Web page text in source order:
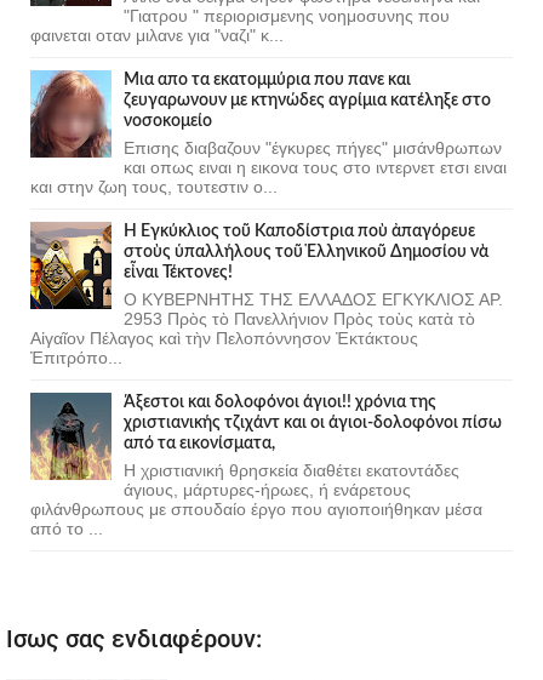
"Γιατρου " περιορισμενης νοημοσυνης που
φαινεται οταν μιλανε για "ναζι" κ...
Μια απο τα εκατομμύρια που πανε και
ζευγαρωνουν με κτηνώδες αγρίμια κατέληξε στο
νοσοκομείο
Επισης διαβαζουν "έγκυρες πήγες" μισάνθρωπων
και οπως ειναι η εικονα τους στο ιντερνετ ετσι ειναι
και στην ζωη τους, τουτεστιν ο...
Ἡ Ἐγκύκλιος τοῦ Καποδίστρια ποὺ ἀπαγόρευε
στοὺς ὑπαλλήλους τοῦ Ἑλληνικοῦ Δημοσίου νὰ
εἶναι Τέκτονες!
Ο ΚΥΒΕΡΝΗΤΗΣ ΤΗΣ ΕΛΛΑΔΟΣ ΕΓΚΥΚΛΙΟΣ ΑΡ.
2953 Πρὸς τὸ Πανελλήνιον Πρὸς τοὺς κατὰ τὸ
Αἰγαῖον Πέλαγος καὶ τὴν Πελοπόννησον Ἐκτάκτους
Ἐπιτρόπο...
Άξεστοι και δολοφόνοι άγιοι!! χρόνια της
χριστιανικής τζιχάντ και οι άγιοι-δολοφόνοι πίσω
από τα εικονίσματα,
Η χριστιανική θρησκεία διαθέτει εκατοντάδες
άγιους, μάρτυρες-ήρωες, ή ενάρετους
φιλάνθρωπους με σπουδαίο έργο που αγιοποιήθηκαν μέσα
από το ...